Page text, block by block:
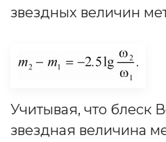
звездных величин
Учитывая, что блеск
звездная величина